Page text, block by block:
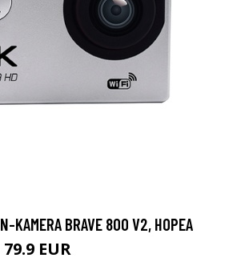
KAMERA BRAVE 800 V2, HOPEA
79.9 EUR